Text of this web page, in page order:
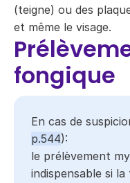
(teigne) ou des
et même le visage.
fongique
En cas de
p.544):
le prélèvement
indispensable si